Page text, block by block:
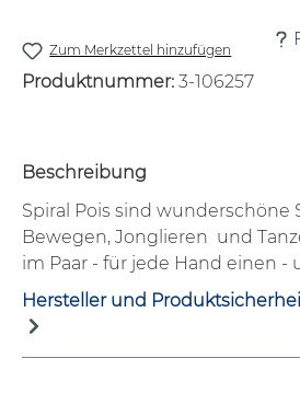
Zum Merkzettel hinzufügen
Produktnummer: 3-106257
Beschreibung
Spiral Pois sind wunderschöne
Bewegen, Jonglieren und
im Paar - für jede Hand einen -
Hersteller und